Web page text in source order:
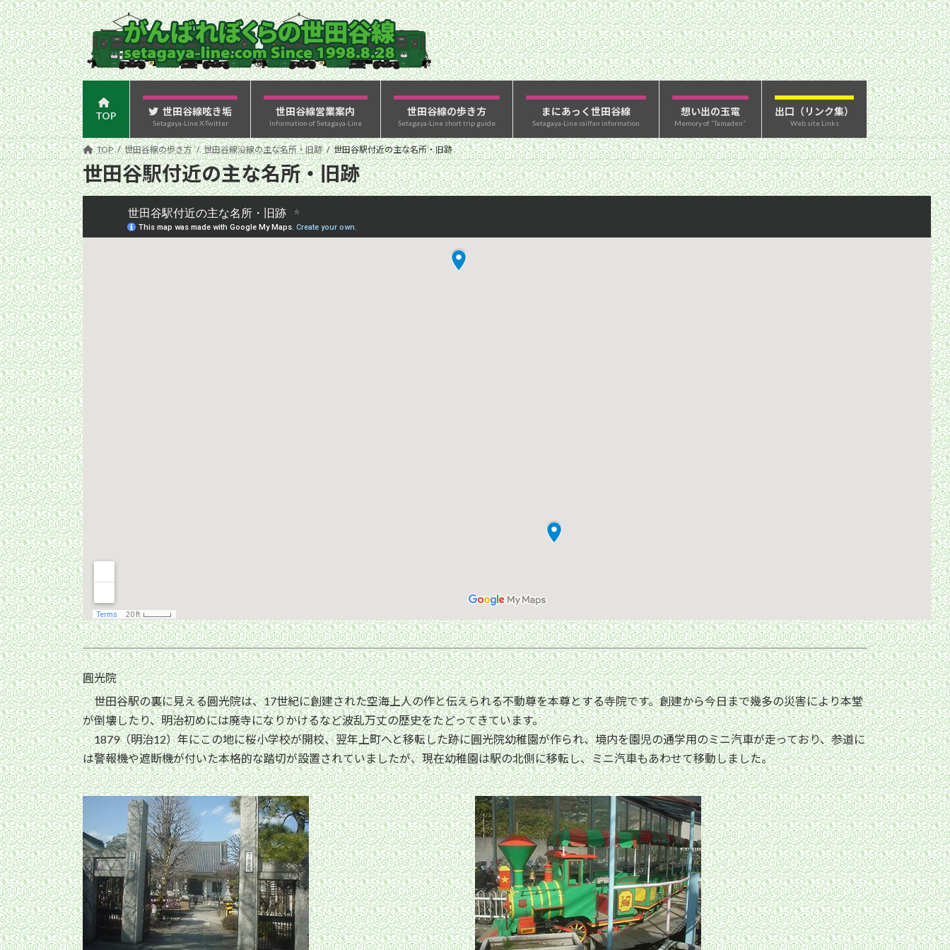
コ
ン
テ
ン
ツ
へ
ス
キ
ッ
プ
ナ
ビ
ゲ
ー
シ
ョ
ン
に
移
動
TOP 世田谷線呟き垢
Setagaya-Line X-Twitter
世田谷線営業案内
Information of Setagaya-Line
世田谷線の歩き方
Setagaya-Line short trip guide
まにあっく世田谷線
Setagaya-Line railfan information
想い出の玉電
Memory of “Tamaden”
出口（リンク集）
Web site Links
TOP 世田谷線の歩き方 世田谷線沿線の主な名所・旧跡 世田谷駅付近の主な名所・旧跡
世田谷駅付近の主な名所・旧跡
圓光院
世田谷駅の裏に見える圓光院は、17世紀に創建された空海上人の作と伝えられる不動尊を本尊とする寺院です。創建から今日まで幾多の災害により本堂
が倒壊したり、明治初めには廃寺になりかけるなど波乱万丈の歴史をたどってきています。
1879（明治12）年にこの地に桜小学校が開校、翌年上町へと移転した跡に圓光院幼稚園が作られ、境内を園児の通学用のミニ汽車が走っており、参道に
は警報機や遮断機が付いた本格的な踏切が設置されていましたが、現在幼稚園は駅の北側に移転し、ミニ汽車もあわせて移動しました。